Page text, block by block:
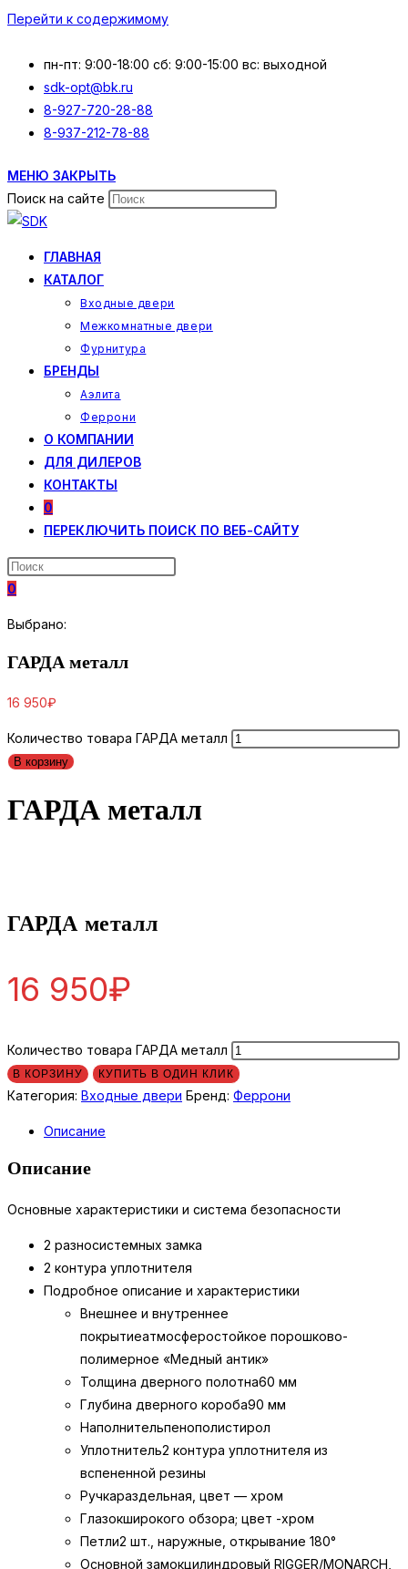
Перейти к содержимому
пн-пт: 9:00-18:00 сб: 9:00-15:00 вс: выходной
sdk-opt@bk.ru
8-927-720-28-88
8-937-212-78-88
МЕНЮ ЗАКРЫТЬ
Поиск на сайте
ГЛАВНАЯ
КАТАЛОГ
Входные двери
Межкомнатные двери
Фурнитура
БРЕНДЫ
Аэлита
Феррони
О КОМПАНИИ
ДЛЯ ДИЛЕРОВ
КОНТАКТЫ
0
ПЕРЕКЛЮЧИТЬ ПОИСК ПО ВЕБ-САЙТУ
0
Выбрано:
ГАРДА металл
16 950₽
Количество товара ГАРДА металл
В корзину
ГАРДА металл
ГАРДА металл
16 950₽
Количество товара ГАРДА металл
В КОРЗИНУ КУПИТЬ В ОДИН КЛИК
Категория: Входные двери Бренд: Феррони
Описание
Описание
Основные характеристики и система безопасности
2 разносистемных замка
2 контура уплотнителя
Подробное описание и характеристики
Внешнее и внутреннее
покрытиеатмосферостойкое порошково-
полимерное «Медный антик»
Толщина дверного полотна60 мм
Глубина дверного короба90 мм
Наполнительпенополистирол
Уплотнитель2 контура уплотнителя из
вспененной резины
Ручкараздельная, цвет — хром
Глазокширокого обзора; цвет -хром
Петли2 шт., наружные, открывание 180°
Основной замокцилиндровый RIGGER/MONARCH,